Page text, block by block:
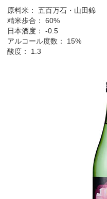
原料米： 五百万石・山田錦
精米歩合： 60%
日本酒度： -0.5
アルコール度数： 15%
酸度： 1.3